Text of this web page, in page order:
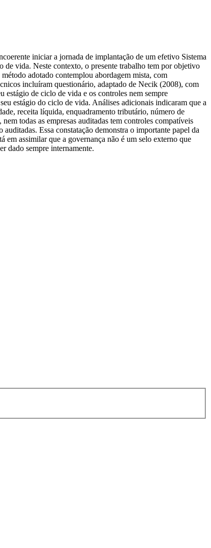
iniciar a jornada de implantação de um efetivo Sistema
de vida. Neste contexto, o presente trabalho tem por objetivo
adotado contemplou abordagem mista, com
incluíram questionário, adaptado de Necik (2008), com
estágio de ciclo de vida e os controles nem sempre
estágio do ciclo de vida. Análises adicionais indicaram que a
receita líquida, enquadramento tributário, número de
todas as empresas auditadas tem controles compatíveis
Essa constatação demonstra o importante papel da
em assimilar que a governança não é um selo externo que
dado sempre internamente.